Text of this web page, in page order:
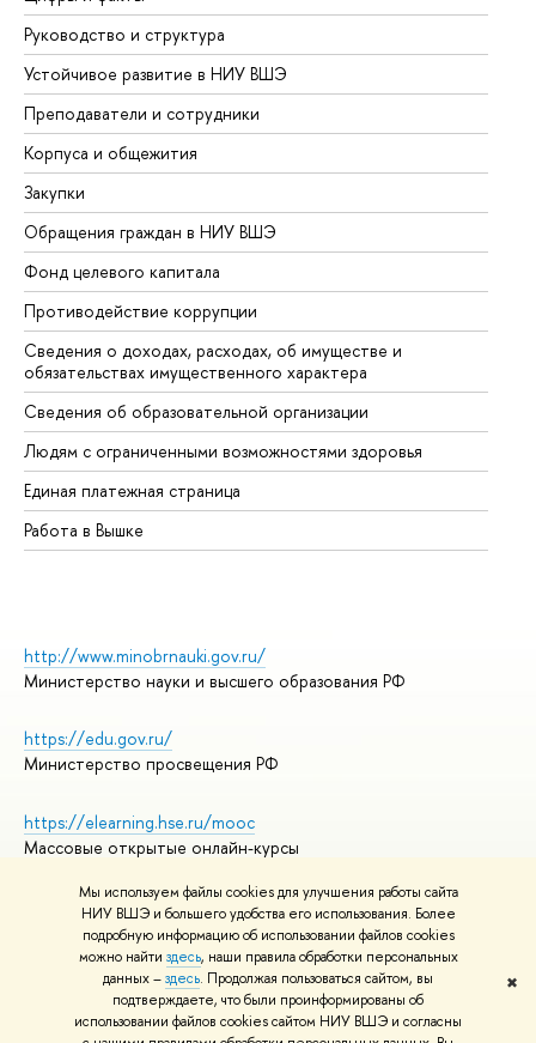
Мы используем файлы cookies для улучшения работы сайта
НИУ ВШЭ и большего удобства его использования. Более
подробную информацию об использовании файлов cookies
можно найти здесь, наши правила обработки персональных
данных –здесь. Продолжая пользоваться сайтом, вы
подтверждаете, что были проинформированы об
использовании файлов cookies сайтом НИУ ВШЭ и согласны
✖
Руководство и структура
Устойчивое развитие в НИУ ВШЭ
Преподаватели и сотрудники
Корпуса и общежития
Закупки
Обращения граждан в НИУ ВШЭ
Фонд целевого капитала
Противодействие коррупции
Сведения о доходах, расходах, об имуществе и
обязательствах имущественного характера
Сведения об образовательной организации
Людям с ограниченными возможностями здоровья
Единая платежная страница
Работа в Вышке
http://www.minobrnauki.gov.ru/
Министерство науки и высшего образования РФ
https://edu.gov.ru/
Министерство просвещения РФ
https://elearning.hse.ru/mooc
Массовые открытые онлайн-курсы
© НИУ ВШЭ 1993–2026
Адреса и контакты
Условия использования материалов
Политика конфиденциальности
Правила применения рекомендательных технологий в НИУ ВШЭ